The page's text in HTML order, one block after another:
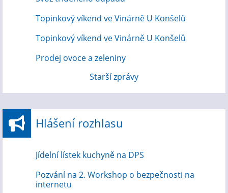
Topinkový víkend ve Vinárně U Konšelů
Topinkový víkend ve Vinárně U Konšelů
Prodej ovoce a zeleniny
Starší zprávy
Hlášení rozhlasu
Jídelní lístek kuchyně na DPS
Pozvání na 2. Workshop o bezpečnosti na
internetu